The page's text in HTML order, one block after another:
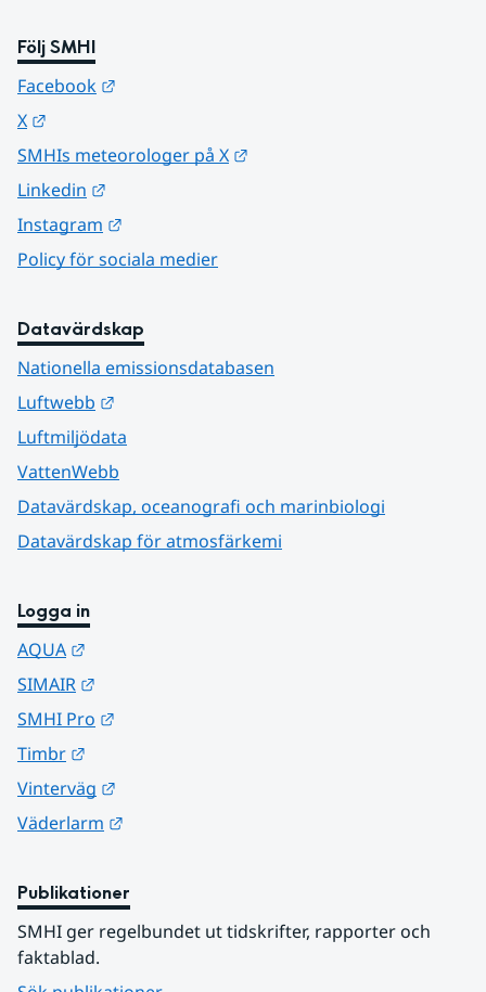
Följ SMHI
Facebook
X
SMHIs meteorologer på X
Linkedin
Instagram
Policy för sociala medier
Datavärdskap
Nationella emissionsdatabasen
Luftwebb
Luftmiljödata
VattenWebb
Datavärdskap, oceanografi och marinbiologi
Datavärdskap för atmosfärkemi
Logga in
AQUA
SIMAIR
SMHI Pro
Timbr
Vinterväg
Väderlarm
Publikationer
SMHI ger regelbundet ut tidskrifter, rapporter och
faktablad.